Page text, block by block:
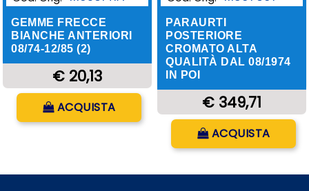
GEMME FRECCE
BIANCHE ANTERIORI
08/74-12/85 (2)
€ 20,13
ACQUISTA
PARAURTI
POSTERIORE
CROMATO ALTA
QUALITÀ DAL 08/1974
IN POI
€ 349,71
ACQUISTA